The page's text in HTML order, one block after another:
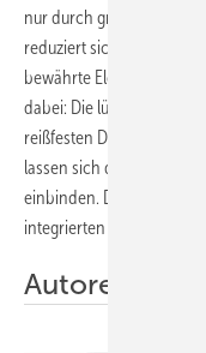
nur durch großen
reduziert sich die
bewährte Elemente,
dabei: Die lückenlose
reißfesten
lassen sich diese
einbinden. Dazu sind
integrierten
Autoren